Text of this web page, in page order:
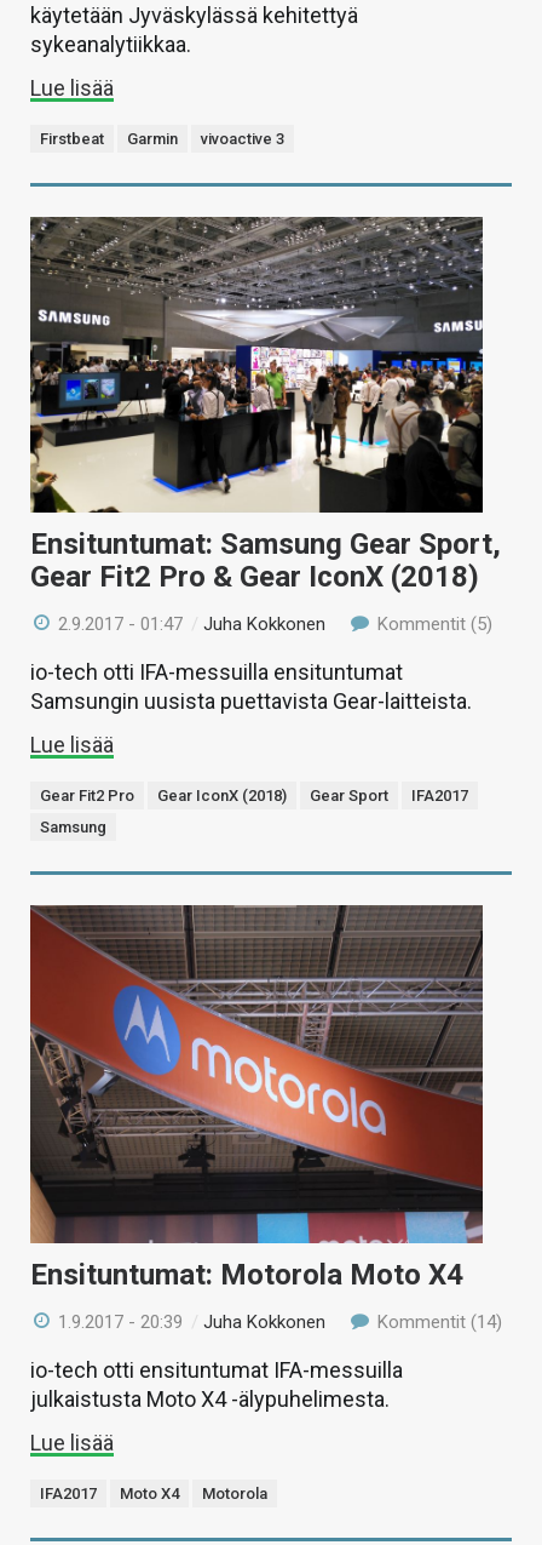
käytetään Jyväskylässä kehitettyä
sykeanalytiikkaa.
Lue lisää
Firstbeat Garmin vivoactive 3
Ensituntumat: Samsung Gear Sport,
Gear Fit2 Pro & Gear IconX (2018)
2.9.2017 - 01:47 /Juha Kokkonen Kommentit (5)
io-tech otti IFA-messuilla ensituntumat
Samsungin uusista puettavista Gear-laitteista.
Lue lisää
Gear Fit2 Pro Gear IconX (2018) Gear Sport
IFA2017
Samsung
Ensituntumat: Motorola Moto X4
1.9.2017 - 20:39 /Juha Kokkonen Kommentit (14)
io-tech otti ensituntumat IFA-messuilla
julkaistusta Moto X4 -älypuhelimesta.
Lue lisää
IFA2017 Moto X4 Motorola